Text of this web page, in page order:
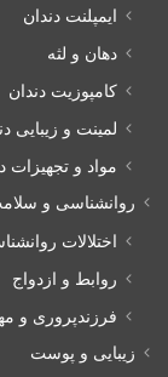
ایمپلنت دندان
دهان و لثه
کامپوزیت دندان
لمینت و زیبایی
مواد و تجهیزات
روانشناسی و
اختلالات
روابط و ازدواج
فرزندپروری و
زیبایی و پوست